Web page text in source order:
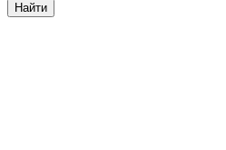
Найти